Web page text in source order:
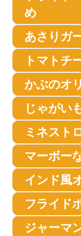
め
あさりガ
トマトチ
かぶのオ
じゃがい
ミネスト
マーボー
インド風
フライド
ジャーマ